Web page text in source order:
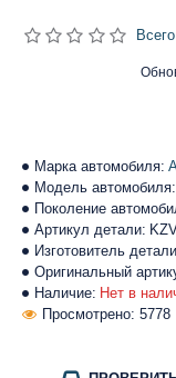
Наличие: Нет в
Марка автомобиля:
Модель автомобиля:
Поколение
Артикул детали:
Изготовитель
Оригинальный
Просмотрено: 5778